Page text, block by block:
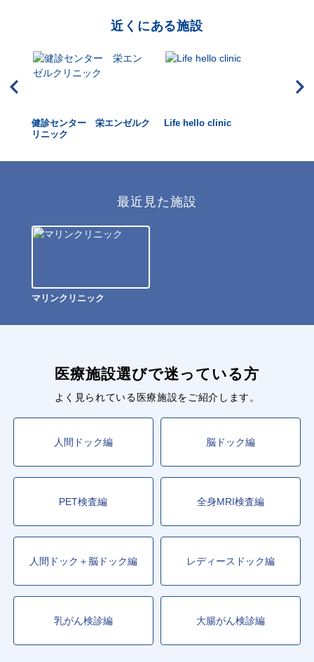
近くにある施設
健診センター 栄エンゼルク
リニック
Life hello clinic
最近見た施設
マリンクリニック
医療施設選びで迷っている方
よく見られている医療施設をご紹介します。
人間ドック編 脳ドック編
PET検査編 全身MRI検査編
人間ドック＋脳ドック編 レディースドック編
乳がん検診編 大腸がん検診編